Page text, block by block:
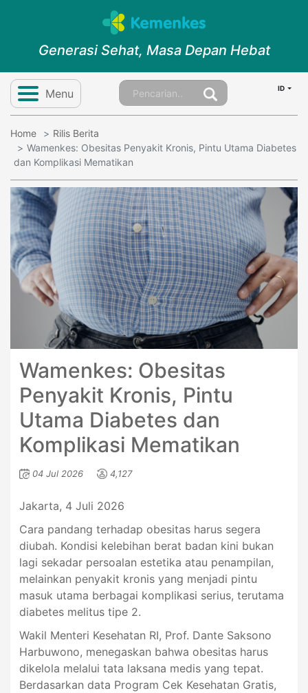
Generasi Sehat, Masa Depan Hebat
Menu ID
Home
Rilis Berita
Wamenkes: Obesitas Penyakit Kronis, Pintu Utama Diabetes
dan Komplikasi Mematikan
Wamenkes: Obesitas
Penyakit Kronis, Pintu
Utama Diabetes dan
Komplikasi Mematikan
04 Jul 2026 4,127
Jakarta, 4 Juli 2026
Cara pandang terhadap obesitas harus segera
diubah. Kondisi kelebihan berat badan kini bukan
lagi sekadar persoalan estetika atau penampilan,
melainkan penyakit kronis yang menjadi pintu
masuk utama berbagai komplikasi serius, terutama
diabetes melitus tipe 2.
Wakil Menteri Kesehatan RI, Prof. Dante Saksono
Harbuwono, menegaskan bahwa obesitas harus
dikelola melalui tata laksana medis yang tepat.
Berdasarkan data Program Cek Kesehatan Gratis,